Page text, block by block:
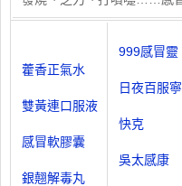
藿香正氣水
雙黃連口服液
感冒軟膠囊
銀翹解毒丸
999感冒靈
日夜百服寧
快克
吳太感康